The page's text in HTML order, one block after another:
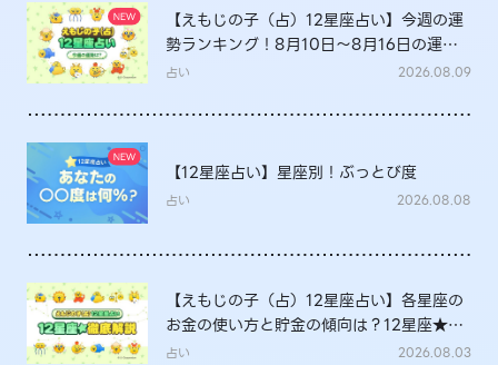
【えもじの子（占）12星座占い】今週の運
勢ランキング！8月10日～8月16日の運勢
は？
占い 2026.08.09
【12星座占い】星座別！ぶっとび度
占い 2026.08.08
【えもじの子（占）12星座占い】各星座の
お金の使い方と貯金の傾向は？12星座★徹
底解説
占い 2026.08.03